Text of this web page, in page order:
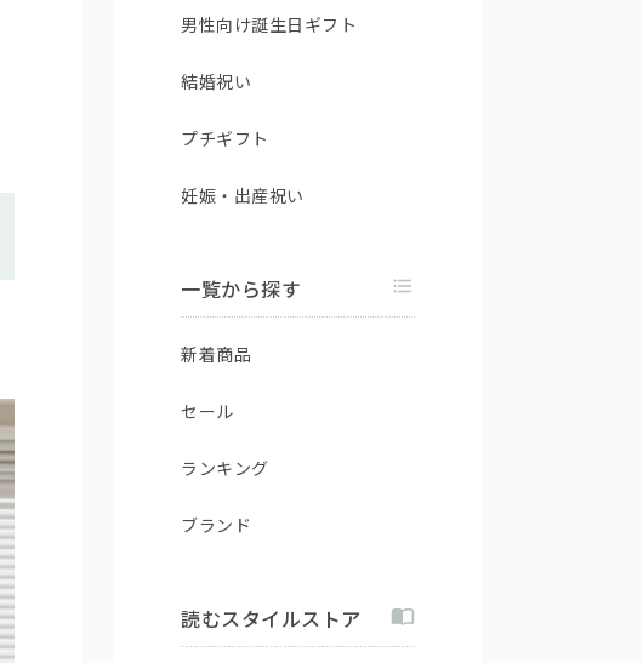
男性向け誕生日ギフト
結婚祝い
プチギフト
妊娠・出産祝い
一覧から探す
新着商品
セール
ランキング
ブランド
読むスタイルストア